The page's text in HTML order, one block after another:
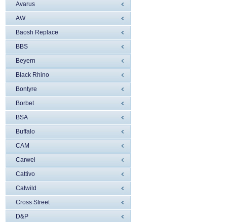
Avarus
AW
Baosh Replace
BBS
Beyern
Black Rhino
Bontyre
Borbet
BSA
Buffalo
CAM
Carwel
Cattivo
Catwild
Cross Street
D&P